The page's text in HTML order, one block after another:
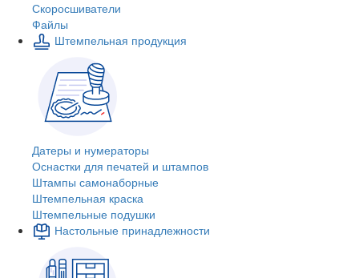
Скоросшиватели
Файлы
Штемпельная продукция
Датеры и нумераторы
Оснастки для печатей и штампов
Штампы самонаборные
Штемпельная краска
Штемпельные подушки
Настольные принадлежности